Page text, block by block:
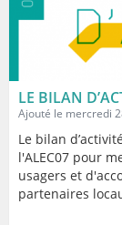
LE BILAN
Ajouté le mercredi
Le bilan
l'ALEC07 pour
usagers et
partenaires